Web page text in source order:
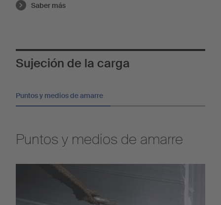
Saber más
Sujeción de la carga
Puntos y medios de amarre
Puntos y medios de amarre